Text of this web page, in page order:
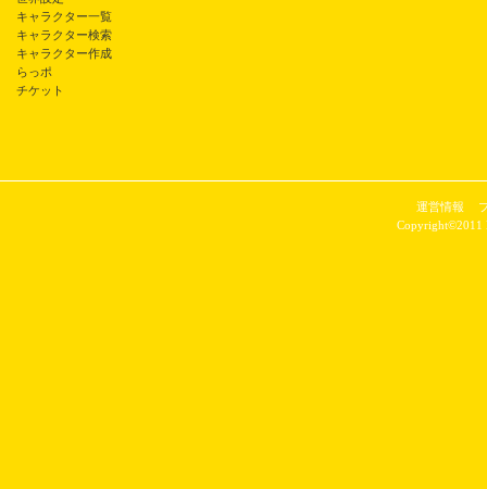
キャラクター一覧
キャラクター検索
キャラクター作成
らっポ
チケット
運営情報
Copyright©2011